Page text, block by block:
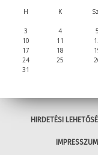
H K
3
4 5
10
11
17
18
24
25
31
HIRDETÉSI
IMPRESSZUM